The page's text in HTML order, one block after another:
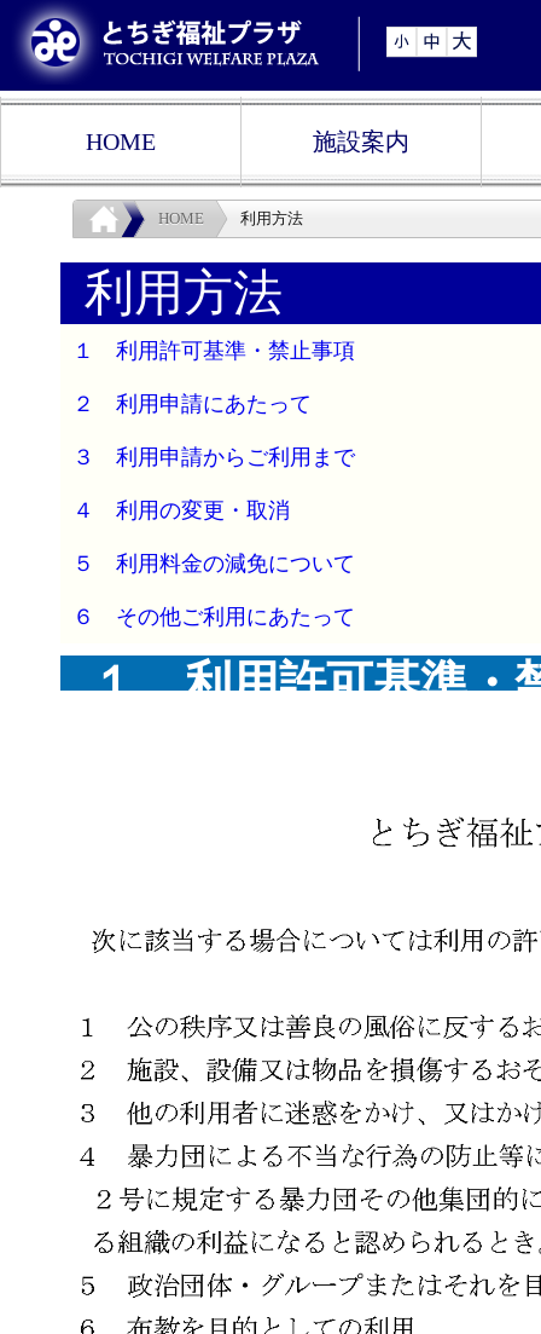
HOME 施設案内
HOME 利用方法
利用方法
１ 利用許可基準・禁止事項
２ 利用申請にあたって
３ 利用申請からご利用まで
４ 利用の変更・取消
５ 利用料金の減免について
６ その他ご利用にあたって
１ 利用許可基準・